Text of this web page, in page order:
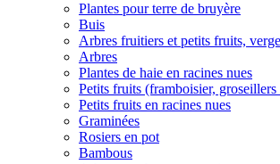
Plantes pour terre de bruyère
Buis
Arbres fruitiers et petits fruits,
Arbres
Plantes de haie en racines nues
Petits fruits (framboisier, groseillers
Petits fruits en racines nues
Graminées
Rosiers en pot
Bambous